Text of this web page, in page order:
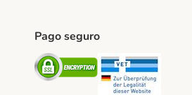
Pago seguro
Security